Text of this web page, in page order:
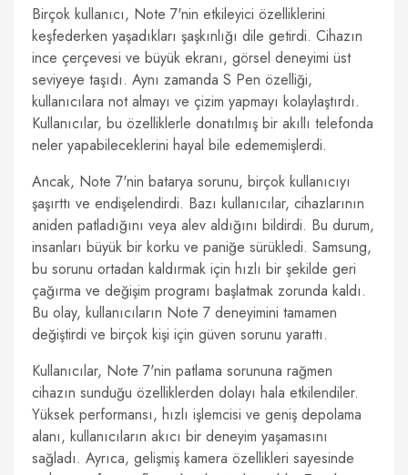
Birçok kullanıcı, Note 7'nin etkileyici özelliklerini
keşfederken yaşadıkları şaşkınlığı dile getirdi. Cihazın
ince çerçevesi ve büyük ekranı, görsel deneyimi üst
seviyeye taşıdı. Aynı zamanda S Pen özelliği,
kullanıcılara not almayı ve çizim yapmayı kolaylaştırdı.
Kullanıcılar, bu özelliklerle donatılmış bir akıllı telefonda
neler yapabileceklerini hayal bile edememişlerdi.
Ancak, Note 7'nin batarya sorunu, birçok kullanıcıyı
şaşırttı ve endişelendirdi. Bazı kullanıcılar, cihazlarının
aniden patladığını veya alev aldığını bildirdi. Bu durum,
insanları büyük bir korku ve paniğe sürükledi. Samsung,
bu sorunu ortadan kaldırmak için hızlı bir şekilde geri
çağırma ve değişim programı başlatmak zorunda kaldı.
Bu olay, kullanıcıların Note 7 deneyimini tamamen
değiştirdi ve birçok kişi için güven sorunu yarattı.
Kullanıcılar, Note 7'nin patlama sorununa rağmen
cihazın sunduğu özelliklerden dolayı hala etkilendiler.
Yüksek performansı, hızlı işlemcisi ve geniş depolama
alanı, kullanıcıların akıcı bir deneyim yaşamasını
sağladı. Ayrıca, gelişmiş kamera özellikleri sayesinde